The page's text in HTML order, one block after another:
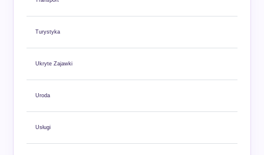
Turystyka
Ukryte Zajawki
Uroda
Usługi